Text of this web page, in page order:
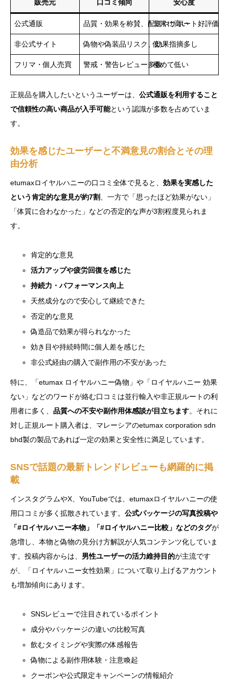
販売元 口コミ傾向 安心度
公式通販 品質・効果を称賛、配送やサポート好評価
非常に高い
非公式サイト 偽物や偽装品リスク、効果指摘多し
低い
フリマ・個人売買 警戒・警告レビュー多数極めて低い
正規品を購入したいというユーザーは、 公式通販を利用すること
で信頼性の高い商品が入手可能という認識が多数を占めていま
す。
効果を感じたユーザーと不満意見の割合とその理
由分析
etumaxロイヤルハニーの口コミ全体で見ると、 効果を実感した
という肯定的な意見が約7割
、一方で「思ったほど効果がない」
「体質に合わなかった」などの否定的な声が3割程度見られま
す。
肯定的な意見
活力アップや疲労回復を感じた
持続力・パフォーマンス向上
天然成分なので安心して継続できた
否定的な意見
偽造品で効果が得られなかった
効き目や持続時間に個人差を感じた
非公式経由の購入で副作用の不安があった
特に、「etumax ロイヤルハニー偽物」や「ロイヤルハニー 効果
ない」などのワードが絡む口コミは並行輸入や非正規ルートの利
用者に多く、 品質への不安や副作用体感談が目立ちます。それに
対し正規ルート購入者は、マレーシアのetumax corporation sdn
bhd製の製品であれば一定の効果と安全性に満足しています。
SNSで話題の最新トレンドレビューも網羅的に掲
載
インスタグラムやX、YouTubeでは、etumaxロイヤルハニーの使
用口コミが多く拡散されています。 公式パッケージの写真投稿や
「#ロイヤルハニー本物」「#ロイヤルハニー比較」などのタグが
急増し、本物と偽物の見分け方解説が人気コンテンツ化していま
す。投稿内容からは、 男性ユーザーの活力維持目的が主流です
が、「ロイヤルハニー女性効果」について取り上げるアカウント
も増加傾向にあります。
SNSレビューで注目されているポイント
成分やパッケージの違いの比較写真
飲むタイミングや実際の体感報告
偽物による副作用体験・注意喚起
クーポンや公式限定キャンペーンの情報紹介